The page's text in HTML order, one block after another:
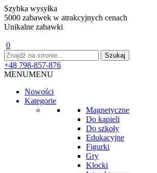
Szybka wysyłka
5000 zabawek w atrakcyjnych cenach
Unikalne zabawki
0
+48 798-857-876
MENUMENU
Nowości
Kategorie
Magnetyczne
Do kąpieli
Do szkoły
Edukacyjne
Figurki
Gry
Klocki